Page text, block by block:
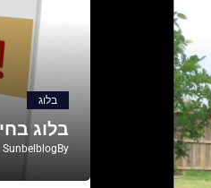
בלוג
בלוג
By
Sunbelblog